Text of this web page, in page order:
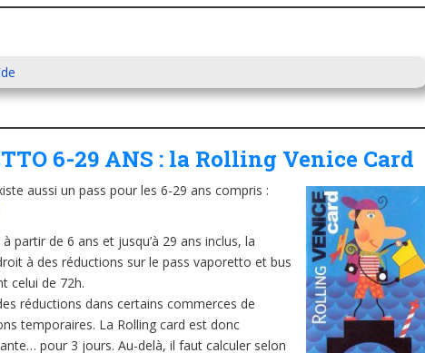
6-29 ANS : la Rolling Venice Card
aussi un pass pour les 6-29 ans compris :
partir de 6 ans et jusqu’à 29 ans inclus, la
à des réductions sur le pass vaporetto et bus
celui de 72h.
réductions dans certains commerces de
temporaires. La Rolling card est donc
pour 3 jours. Au-delà, il faut calculer selon